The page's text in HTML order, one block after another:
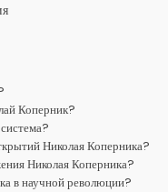
Коперник?
Николая Коперника?
Николая Коперника?
в научной революции?